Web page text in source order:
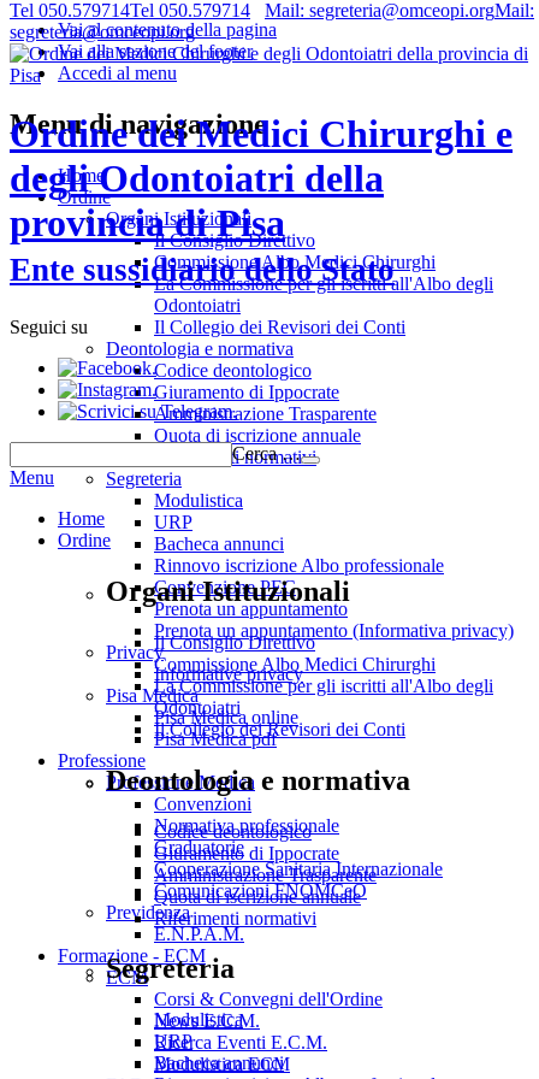
Vai al contenuto della pagina
Vai alla sezione del footer
Accedi al menu
Tel 050.579714Tel 050.579714 Mail: segreteria@omceopi.orgMail:
segreteria@omceopi.org
Ordine dei Medici Chirurghi e
degli Odontoiatri della
provincia di Pisa
Ente sussidiario dello Stato
Seguici su
.
.
.
Cerca …
Menu
Home
Ordine
Organi Istituzionali
Il Consiglio Direttivo
Commissione Albo Medici Chirurghi
La Commissione per gli iscritti all'Albo degli
Odontoiatri
Il Collegio dei Revisori dei Conti
Deontologia e normativa
Codice deontologico
Giuramento di Ippocrate
Amministrazione Trasparente
Quota di iscrizione annuale
Riferimenti normativi
Segreteria
Modulistica
URP
Bacheca annunci
Menu di navigazione
Home
Ordine
Organi Istituzionali
Il Consiglio Direttivo
Commissione Albo Medici Chirurghi
La Commissione per gli iscritti all'Albo degli
Odontoiatri
Il Collegio dei Revisori dei Conti
Deontologia e normativa
Codice deontologico
Giuramento di Ippocrate
Amministrazione Trasparente
Quota di iscrizione annuale
Riferimenti normativi
Segreteria
Modulistica
URP
Bacheca annunci
Rinnovo iscrizione Albo professionale
Convenzione PEC
Prenota un appuntamento
Prenota un appuntamento (Informativa privacy)
Privacy
Informative privacy
Pisa Medica
Pisa Medica online
Pisa Medica pdf
Professione
Professione Medica
Convenzioni
Normativa professionale
Graduatorie
Cooperazione Sanitaria Internazionale
Comunicazioni FNOMCeO
Previdenza
E.N.P.A.M.
Formazione - ECM
ECM
Corsi & Convegni dell'Ordine
News E.C.M.
Ricerca Eventi E.C.M.
Modulistica ECM